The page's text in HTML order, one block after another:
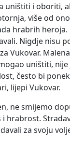
uništiti i oboriti,
više od
hrabrih heroja.
Nigdje nisu
Vukovar.
uništiti,
često bi
lijepi Vukovar.
ne smijemo
hrabrost.
za svoju